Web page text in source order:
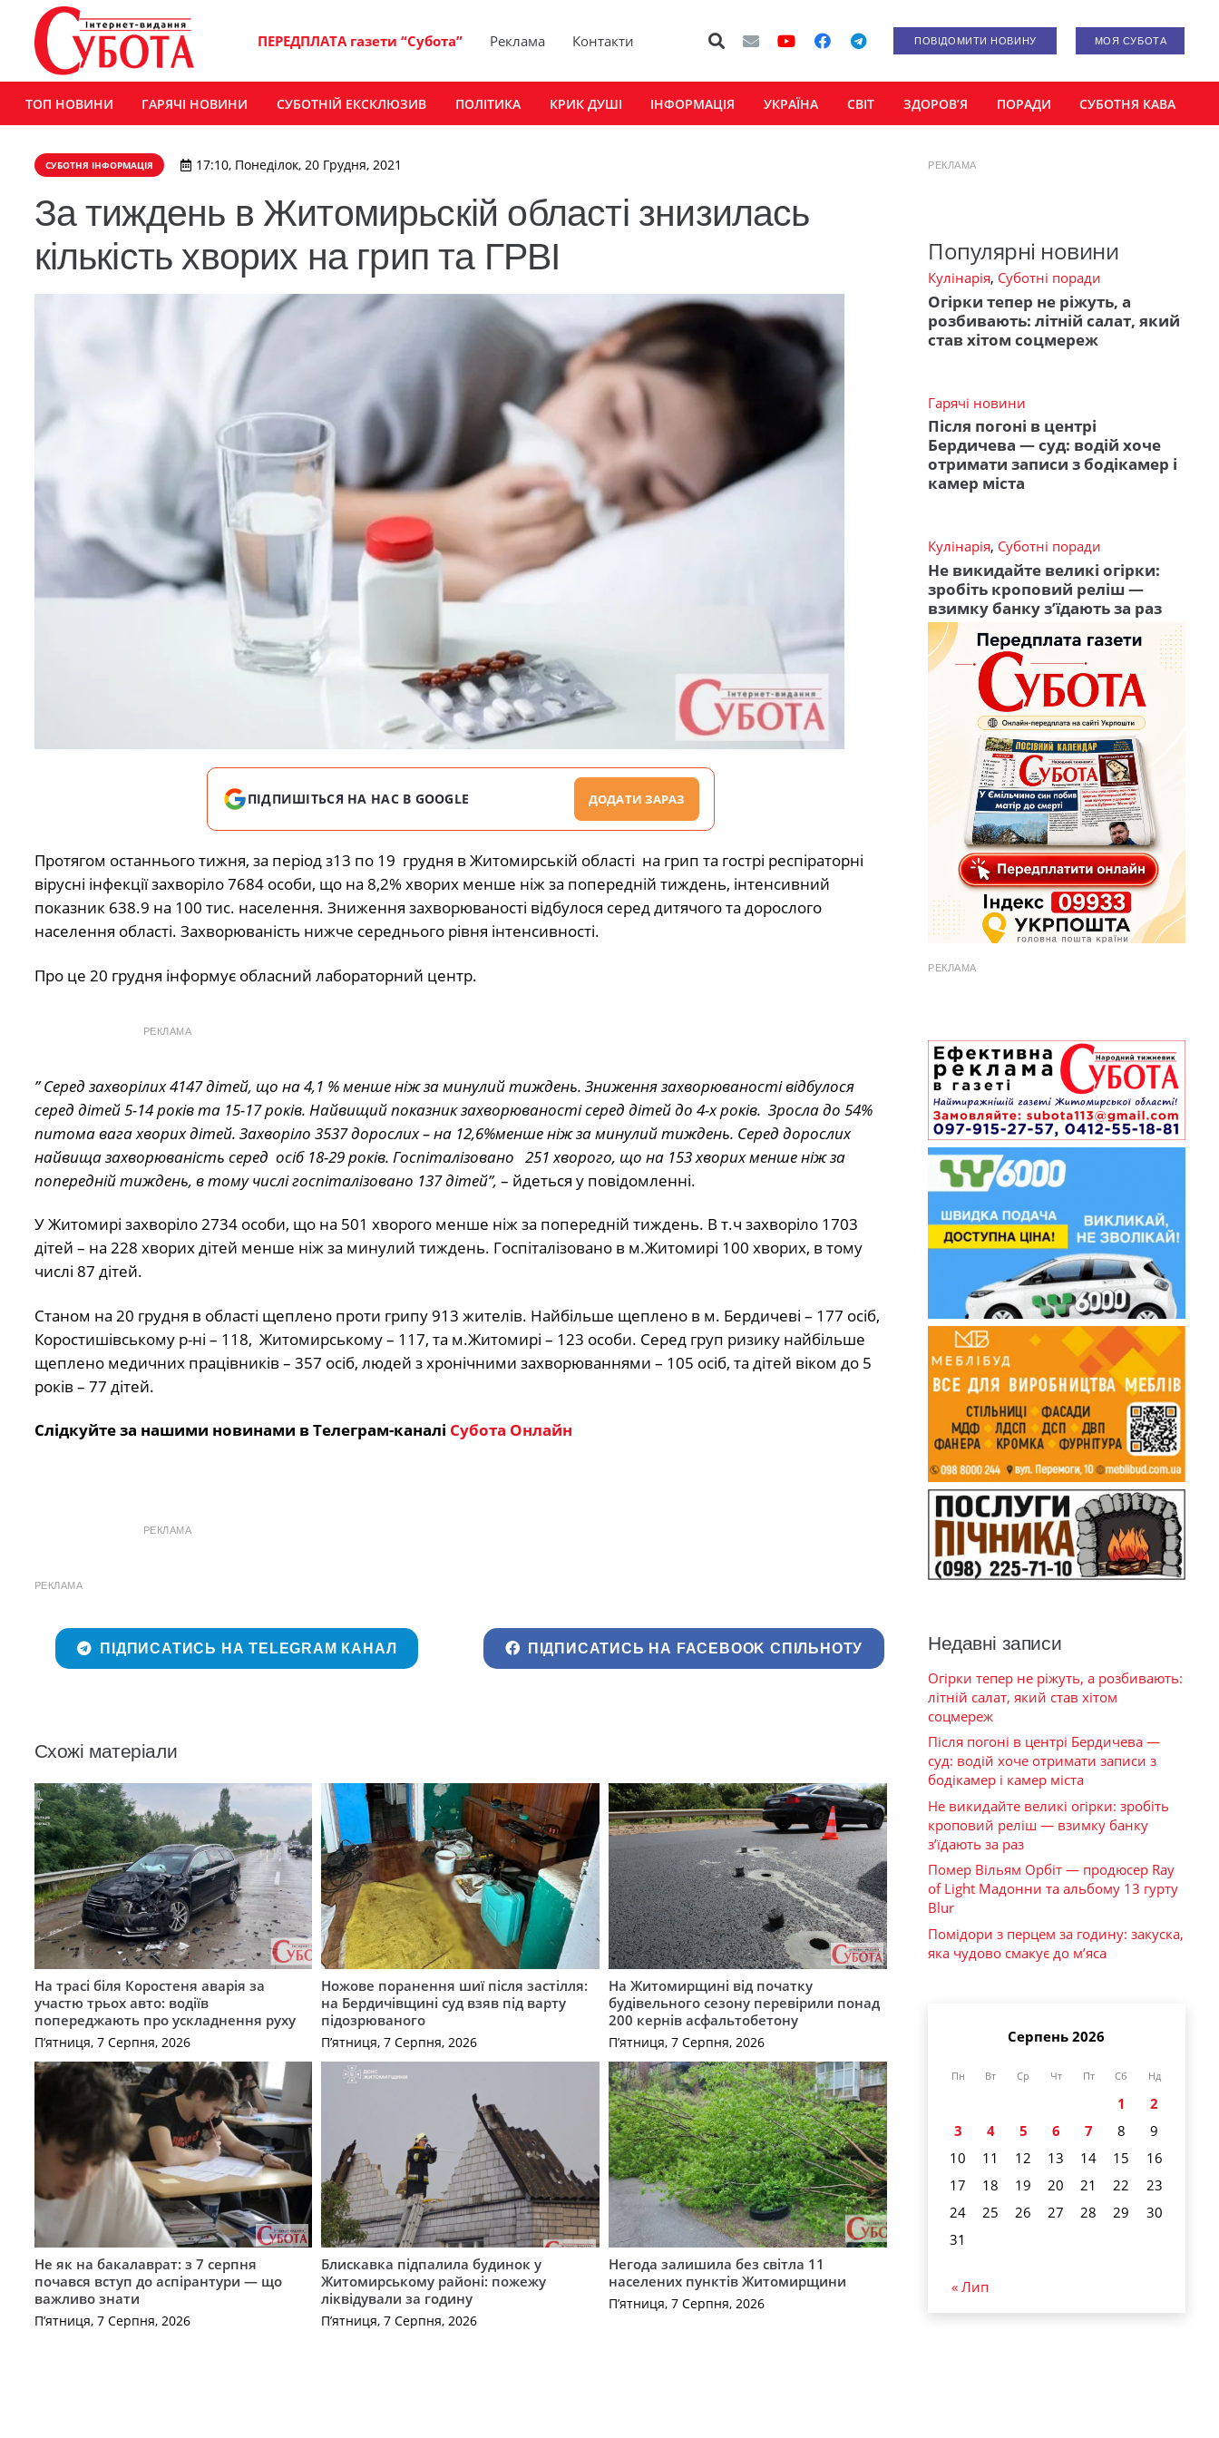
ПЕРЕДПЛАТА газети “Субота” Реклама Контакти ПОВІДОМИТИ НОВИНУ МОЯ СУБОТА
ТОП НОВИНИ ГАРЯЧІ НОВИНИ СУБОТНІЙ ЕКСКЛЮЗИВ ПОЛІТИКА КРИК ДУШІ ІНФОРМАЦІЯ УКРАЇНА СВІТ ЗДОРОВ’Я ПОРАДИ СУБОТНЯ КАВА
СУБОТНЯ ІНФОРМАЦІЯ 17:10, Понеділок, 20 Грудня, 2021
За тиждень в Житомирьскій області знизилась
кількість хворих на грип та ГРВІ
ПІДПИШІТЬСЯ НА НАС В GOOGLE ДОДАТИ ЗАРАЗ
Протягом останнього тижня, за період з13 по 19 грудня в Житомирській області на грип та гострі респіраторні
вірусні інфекції захворіло 7684 особи, що на 8,2% хворих менше ніж за попередній тиждень, інтенсивний
показник 638.9 на 100 тис. населення. Зниження захворюваності відбулося серед дитячого та дорослого
населення області. Захворюваність нижче середнього рівня інтенсивності.
Про це 20 грудня інформує обласний лабораторний центр.
РЕКЛАМА
” Серед захворілих 4147 дітей, що на 4,1 % менше ніж за минулий тиждень. Зниження захворюваності відбулося
серед дітей 5-14 років та 15-17 років. Найвищий показник захворюваності серед дітей до 4-х років. Зросла до 54%
питома вага хворих дітей. Захворіло 3537 дорослих – на 12,6%менше ніж за минулий тиждень. Серед дорослих
найвища захворюваність серед осіб 18-29 років. Госпіталізовано 251 хворого, що на 153 хворих менше ніж за
попередній тиждень, в тому числі госпіталізовано 137 дітей”, – йдеться у повідомленні.
У Житомирі захворіло 2734 особи, що на 501 хворого менше ніж за попередній тиждень. В т.ч захворіло 1703
дітей – на 228 хворих дітей менше ніж за минулий тиждень. Госпіталізовано в м.Житомирі 100 хворих, в тому
числі 87 дітей.
Станом на 20 грудня в області щеплено проти грипу 913 жителів. Найбільше щеплено в м. Бердичеві – 177 осіб,
Коростишівському р-ні – 118, Житомирському – 117, та м.Житомирі – 123 особи. Серед груп ризику найбільше
щеплено медичних працівників – 357 осіб, людей з хронічними захворюваннями – 105 осіб, та дітей віком до 5
років – 77 дітей.
Слідкуйте за нашими новинами в Телеграм-каналі Субота Онлайн
РЕКЛАМА
РЕКЛАМА
ПІДПИСАТИСЬ НА TELEGRAM КАНАЛ ПІДПИСАТИСЬ НА FACEBOOK СПІЛЬНОТУ
Схожі матеріали
На трасі біля Коростеня аварія за
участю трьох авто: водіїв
попереджають про ускладнення руху
П’ятниця, 7 Серпня, 2026
Ножове поранення шиї після застілля:
на Бердичівщині суд взяв під варту
підозрюваного
П’ятниця, 7 Серпня, 2026
На Житомирщині від початку
будівельного сезону перевірили понад
200 кернів асфальтобетону
П’ятниця, 7 Серпня, 2026
Не як на бакалаврат: з 7 серпня
почався вступ до аспірантури — що
важливо знати
П’ятниця, 7 Серпня, 2026
Блискавка підпалила будинок у
Житомирському районі: пожежу
ліквідували за годину
П’ятниця, 7 Серпня, 2026
Негода залишила без світла 11
населених пунктів Житомирщини
П’ятниця, 7 Серпня, 2026
РЕКЛАМА
Популярні новини
Кулінарія, Суботні поради
Огірки тепер не ріжуть, а
розбивають: літній салат, який
став хітом соцмереж
Гарячі новини
Після погоні в центрі
Бердичева — суд: водій хоче
отримати записи з бодікамер і
камер міста
Кулінарія, Суботні поради
Не викидайте великі огірки:
зробіть кроповий реліш —
взимку банку з’їдають за раз
РЕКЛАМА
Недавні записи
Огірки тепер не ріжуть, а розбивають:
літній салат, який став хітом
соцмереж
Після погоні в центрі Бердичева —
суд: водій хоче отримати записи з
бодікамер і камер міста
Не викидайте великі огірки: зробіть
кроповий реліш — взимку банку
з’їдають за раз
Помер Вільям Орбіт — продюсер Ray
of Light Мадонни та альбому 13 гурту
Blur
Помідори з перцем за годину: закуска,
яка чудово смакує до м’яса
Серпень 2026
Пн Вт Ср Чт Пт Сб Нд
1
2
3
4 5 6 7 8
9
10
11 12 13 14 15
16
17
18 19 20 21 22
23
24
25 26 27 28 29
30
31
« Лип